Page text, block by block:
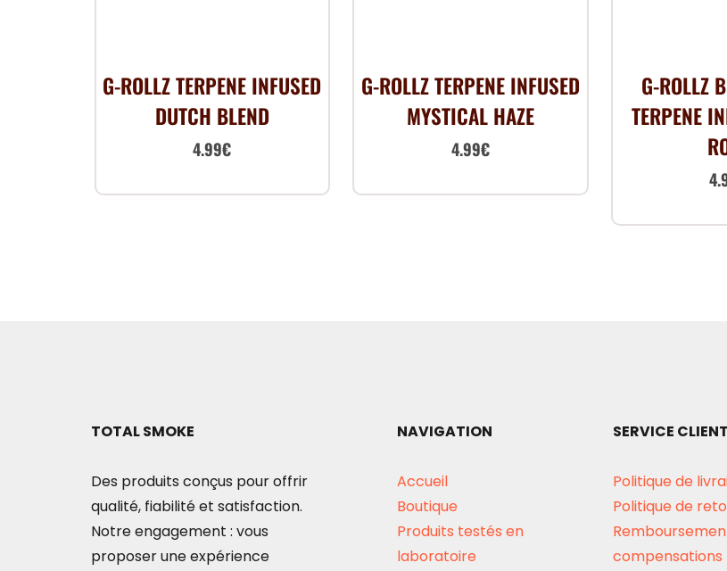
G-ROLLZ TERPENE INFUSED
DUTCH BLEND
Le
4.99€Le
G-ROLLZ TERPENE INFUSED
MYSTICAL HAZE
Le
4.99€Le
G-ROLLZ
TERPENE
Le
TOTAL SMOKE
Des produits conçus pour offrir
qualité, fiabilité et satisfaction.
Notre engagement : vous
proposer une expérience
NAVIGATION
Accueil
Boutique
Produits testés en
laboratoire
SERVICE CLIENT
Politique de
Politique de
compensations